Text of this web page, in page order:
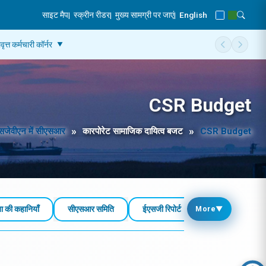
साइट मैप| स्क्रीन रीडर| मुख्य सामग्री पर जाएं| English
Blue Theme
Green
Toggle
कर्मचारी कॉर्नर
ScrollScroll
CSR Budget
में सीएसआर कारपोरेट सामाजिक दायित्‍व बजट CSR Budget
कहानियाँ सीएसआर समिति ईएसजी रिपोर्ट वार्षिक सीएसआर और
More▼